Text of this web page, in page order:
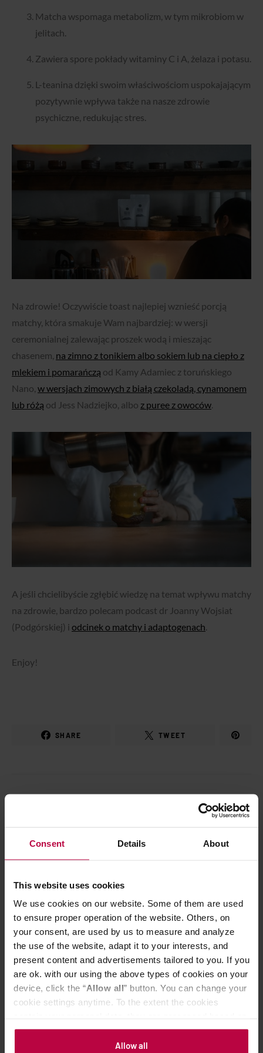
Consent Details About
This website uses cookies
We use cookies on our website. Some of them are used
to ensure proper operation of the website. Others, on
your consent, are used by us to measure and analyze
the use of the website, adapt it to your interests, and
present content and advertisements tailored to you. If you
are ok. with our using the above types of cookies on your
device, click the “Allow all” button. You can change your
cookie settings anytime. To the extent the cookies
the controller’s (namely, ALL GOOD S.A., ul.
Mazowiecka 24I/U9, 78-100 Kołobrzeg) or third parties’
Allow all
Matcha wspomaga metabolizm, w tym mikrobiom w
jelitach.
Zawiera spore pokłady witaminy C i A, żelaza i potasu.
L-teanina dzięki swoim właściwościom uspokajającym
pozytywnie wpływa także na nasze zdrowie
psychiczne, redukując stres.
Na zdrowie! Oczywiście toast najlepiej wznieść porcją
matchy, która smakuje Wam najbardziej: w wersji
ceremonialnej zalewając proszek wodą i mieszając
chasenem, na zimno z tonikiem albo sokiem lub na ciepło z
mlekiem i pomarańczą od Kamy Adamiec z toruńskiego
Nano, w wersjach zimowych z białą czekoladą, cynamonem
lub różą od Jess Nadziejko, albo z puree z owoców.
A jeśli chcielibyście zgłębić wiedzę na temat wpływu matchy
na zdrowie, bardzo polecam podcast dr Joanny Wojsiat
(Podgórskiej) i odcinek o matchy i adaptogenach.
Enjoy!
SHARE TWEET
specialty. Autorka książek COFFEE SPOTS
dobrego jedzenia i pięknych zdjęć, uzależniona
MOŻE CIĘ ZAINTERESOWAĆ